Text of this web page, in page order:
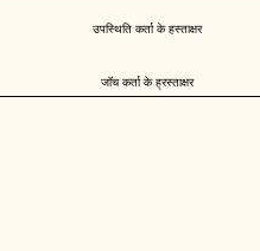
उपस्थिति कर्ता के हस्ताक्षर
जॉच कर्ता के ह्रस्ताक्षर